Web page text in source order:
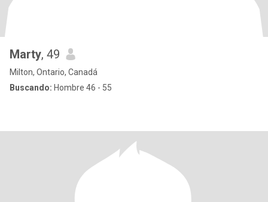
Marty, 49
Milton, Ontario, Canadá
Buscando: Hombre 46 - 55